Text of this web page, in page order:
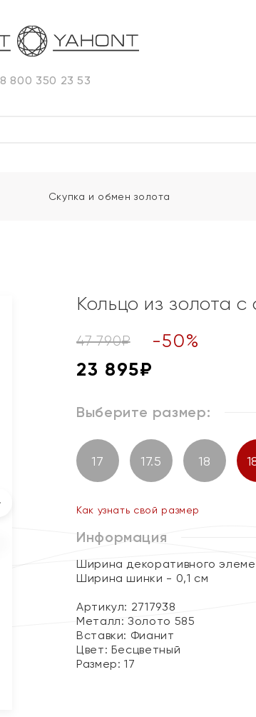
8 800 350 23 53
Скупка и обмен золота
Кольцо из золота
47 790₽ -50%
23 895₽
Выберите размер:
17 17.5 18
Как узнать свой размер
Информация
Ширина декоративного
Ширина шинки - 0,1 см
Артикул: 2717938
Металл:Золото 585
Вставки: Фианит
Цвет: Бесцветный
Размер:17